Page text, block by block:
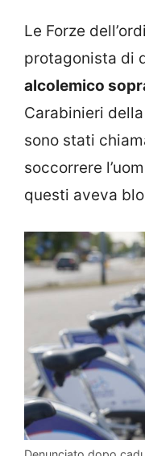
Le Forze
protagonista di
alcolemico
Carabinieri
sono stati
soccorrere
questi aveva